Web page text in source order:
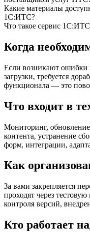
Какие материалы
1С:ИТС?
Что такое сервис
Когда
Если возникают ошибки
загрузки, требуется
функционала — это
Что входит в
Мониторинг,
контента, устранение
форм, интеграции,
Как
За вами закрепляется
проходят через
контроля версий,
Кто работает